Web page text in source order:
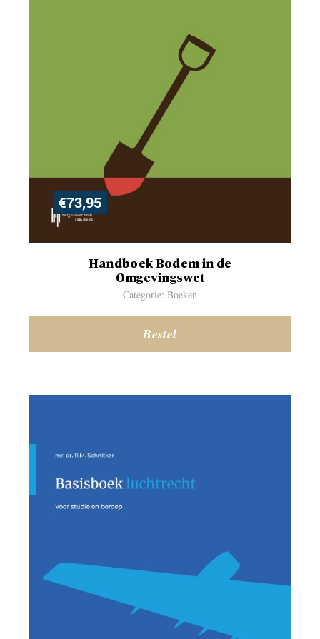
€73,95
Handboek Bodem in de
Omgevingswet
Categorie: Boeken
Bestel